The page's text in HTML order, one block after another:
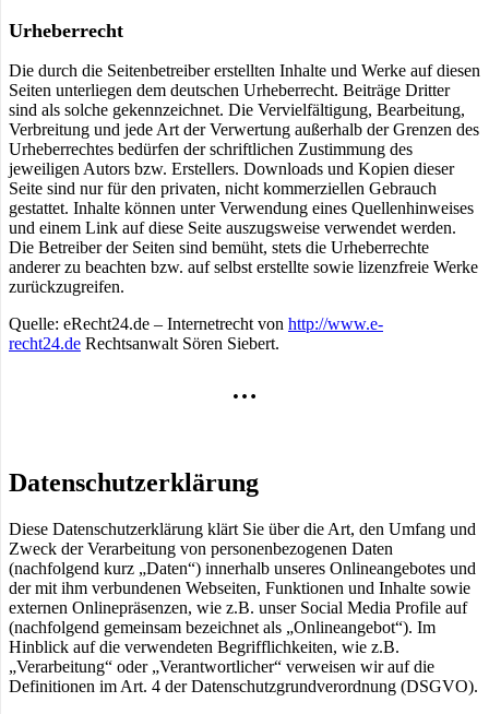
Urheberrecht
Die durch die Seitenbetreiber erstellten Inhalte und Werke auf diesen
Seiten unterliegen dem deutschen Urheberrecht. Beiträge Dritter
sind als solche gekennzeichnet. Die Vervielfältigung, Bearbeitung,
Verbreitung und jede Art der Verwertung außerhalb der Grenzen des
Urheberrechtes bedürfen der schriftlichen Zustimmung des
jeweiligen Autors bzw. Erstellers. Downloads und Kopien dieser
Seite sind nur für den privaten, nicht kommerziellen Gebrauch
gestattet. Inhalte können unter Verwendung eines Quellenhinweises
und einem Link auf diese Seite auszugsweise verwendet werden.
Die Betreiber der Seiten sind bemüht, stets die Urheberrechte
anderer zu beachten bzw. auf selbst erstellte sowie lizenzfreie Werke
zurückzugreifen.
Quelle: eRecht24.de – Internetrecht von http://www.e-
recht24.de Rechtsanwalt Sören Siebert.
…
Datenschutzerklärung
Diese Datenschutzerklärung klärt Sie über die Art, den Umfang und
Zweck der Verarbeitung von personenbezogenen Daten
(nachfolgend kurz „Daten“) innerhalb unseres Onlineangebotes und
der mit ihm verbundenen Webseiten, Funktionen und Inhalte sowie
externen Onlinepräsenzen, wie z.B. unser Social Media Profile auf
(nachfolgend gemeinsam bezeichnet als „Onlineangebot“). Im
Hinblick auf die verwendeten Begrifflichkeiten, wie z.B.
„Verarbeitung“ oder „Verantwortlicher“ verweisen wir auf die
Definitionen im Art. 4 der Datenschutzgrundverordnung (DSGVO).